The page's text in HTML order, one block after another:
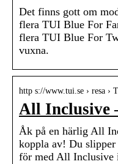
Det finns gott om
flera TUI Blue For
flera TUI Blue For
vuxna.
http s://www.tui.se › resa ›
All Inclusive
Åk på en härlig All
koppla av! Du slipper
för med All Inclusive